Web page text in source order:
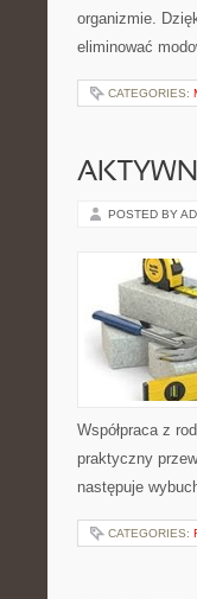
organizmie.
eliminować
CATEGORIES:
POSTED BY
Współpraca z
praktyczny
następuje
CATEGORIES: